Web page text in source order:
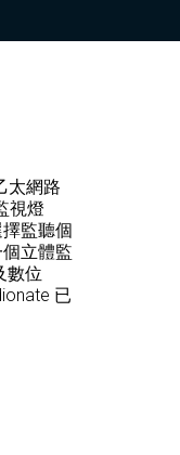
太網路
視燈
監聽個
立體監
數位
已